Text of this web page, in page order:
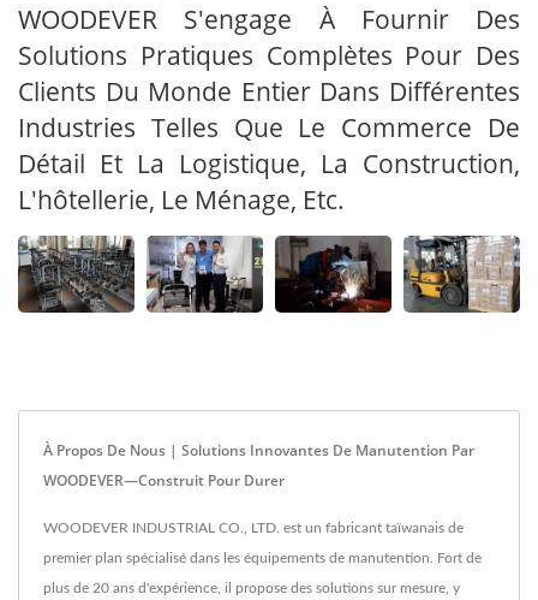
WOODEVER S'engage À Fournir Des
Solutions Pratiques Complètes Pour Des
Clients Du Monde Entier Dans Différentes
Industries Telles Que Le Commerce De
Détail Et La Logistique, La Construction,
L'hôtellerie, Le Ménage, Etc.
À Propos De Nous | Solutions Innovantes De Manutention Par
WOODEVER—Construit Pour Durer
WOODEVER INDUSTRIAL CO., LTD. est un fabricant taïwanais de
premier plan spécialisé dans les équipements de manutention. Fort de
plus de 20 ans d'expérience, il propose des solutions sur mesure, y